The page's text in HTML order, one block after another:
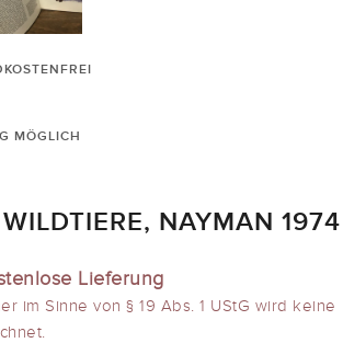
MÖGLICH
NAYMAN 1974
Lieferung
im Sinne von § 19 Abs. 1 UStG wird keine